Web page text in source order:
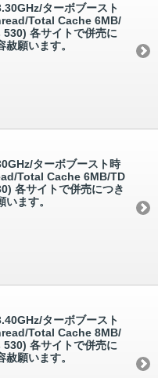
ターボブースト
Total Cache 6MB/
各サイトで併売に
願います。
ターボブースト時
Total Cache 6MB/TD
各サイトで併売につき
ます。
ターボブースト
Total Cache 8MB/
各サイトで併売に
願います。